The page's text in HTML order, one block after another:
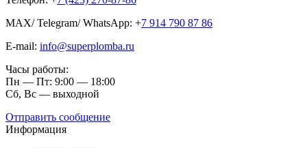
MAX/ Telegram/ WhatsApp: +7 914 790 87 86
E-mail: info@superplomba.ru
Часы работы:
Пн — Пт: 9:00 — 18:00
Сб, Вc — выходной
Отправить сообщение
Информация